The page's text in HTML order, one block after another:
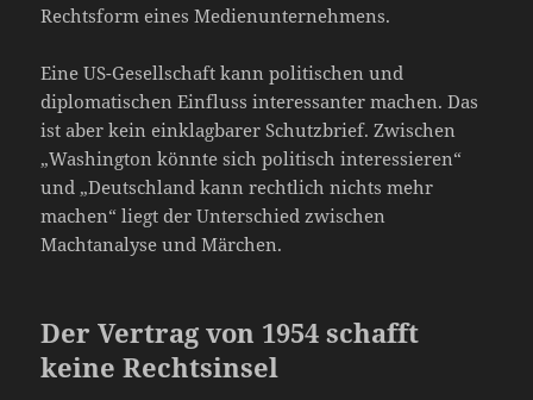
Rechtsform eines Medienunternehmens.
Eine US-Gesellschaft kann politischen und
diplomatischen Einfluss interessanter machen. Das
ist aber kein einklagbarer Schutzbrief. Zwischen
„Washington könnte sich politisch interessieren“
und „Deutschland kann rechtlich nichts mehr
machen“ liegt der Unterschied zwischen
Machtanalyse und Märchen.
Der Vertrag von 1954 schafft
keine Rechtsinsel